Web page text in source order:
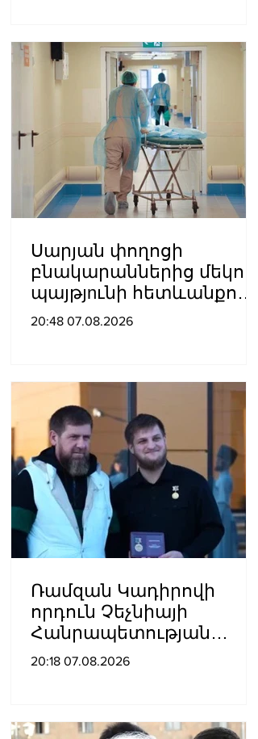
Սարյան փողոցի
բնակարաններից մեկում
պայթյnւնի հետևանքով
55-ամյա տղամարդը
20:48 07.08.2026
Ռամզան Կադիրովի
որդուն Չեչնիայի
Հանրապետության
հերոսի կոչում են
20:18 07.08.2026